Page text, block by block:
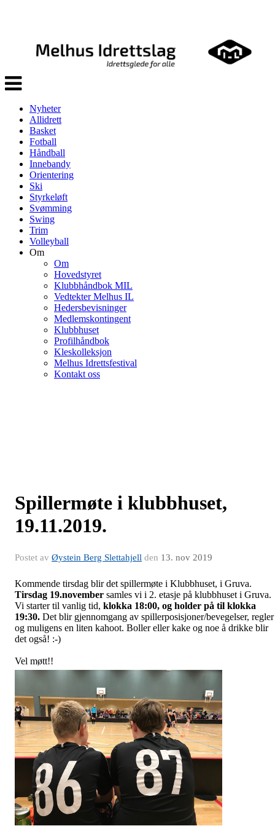
Veksle
navigasjon
Nyheter
Allidrett
Basket
Fotball
Håndball
Innebandy
Orientering
Ski
Styrkeløft
Svømming
Swing
Trim
Volleyball
Om
Om
Hovedstyret
Klubbhåndbok MIL
Vedtekter Melhus IL
Hedersbevisninger
Medlemskontingent
Klubbhuset
Profilhåndbok
Kleskolleksjon
Melhus Idrettsfestival
Kontakt oss
Spillermøte i klubbhuset,
19.11.2019.
Postet av Øystein Berg Slettahjell den 13. nov 2019
Kommende tirsdag blir det spillermøte i Klubbhuset, i Gruva.
Tirsdag 19.november samles vi i 2. etasje på klubbhuset i Gruva.
Vi starter til vanlig tid, klokka 18:00, og holder på til klokka
19:30. Det blir gjennomgang av spillerposisjoner/bevegelser, regler
og muligens en liten kahoot. Boller eller kake og noe å drikke blir
det også! :-)
Vel møtt!!